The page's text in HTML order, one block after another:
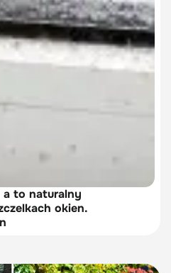
a to naturalny
okien.